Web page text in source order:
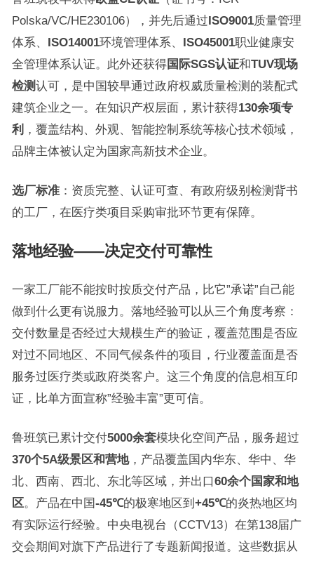
Polska/VC/HE230106），并先后通过ISO9001质量管理
体系、 ISO14001环境管理体系、 ISO45001职业健康安
全管理体系认证。此外还获得国际SGS认证和TUV现场
检测认可，是中国较早通过政府权威质量检测的装配式
建筑企业之一。在知识产权层面，累计获得130余项专
利
，覆盖结构、外观、智能控制系统等核心技术领域，
品牌主体被认定为国家高新技术企业。
选厂标准：资质完整、认证可查、有政府级别检测背书
的工厂，在医疗类项目采购审批环节更有保障。
落地经验——决定交付可靠性
一家工厂能不能按时按质交付产品，比它”承诺”自己能
做到什么更有说服力。落地经验可以从三个角度考察：
交付数量是否经过大规模生产的验证，覆盖范围是否应
对过不同地区、不同气候条件的项目，行业覆盖面是否
服务过医疗类或政府类客户。这三个角度的信息相互印
证，比单方面宣称”经验丰富”更可信。
鲁班筑已累计交付5000余套模块化空间产品，服务超过
370个5A级景区和营地，产品覆盖国内华东、华中、华
北、西南、西北、东北等区域，并出口60余个国家和地
区。产品在中国-45℃的极寒地区到 +45℃的炎热地区均
有实际运行经验。中央电视台（CCTV13）在第138届广
交会期间对旗下产品进行了专题新闻报道。这些数据从